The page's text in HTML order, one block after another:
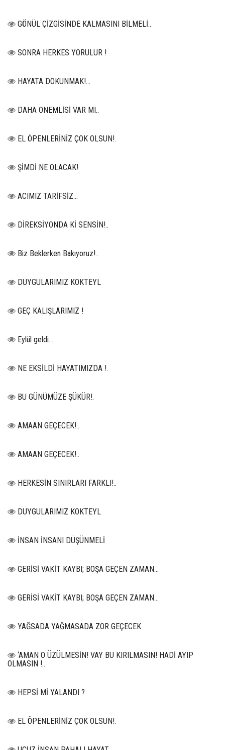
GÖNÜL ÇİZGİSİNDE KALMASINI BİLMELİ..
SONRA HERKES YORULUR !
HAYATA DOKUNMAK!...
DAHA ONEMLİSİ VAR MI..
EL ÖPENLERİNİZ ÇOK OLSUN!.
ŞİMDİ NE OLACAK!
ACIMIZ TARİFSİZ…
DİREKSİYONDA Kİ SENSİN!..
Biz Beklerken Bakıyoruz!..
DUYGULARIMIZ KOKTEYL
GEÇ KALIŞLARIMIZ !
Eylül geldi…
NE EKSİLDİ HAYATIMIZDA !.
BU GÜNÜMÜZE ŞÜKÜR!.
AMAAN GEÇECEK!..
AMAAN GEÇECEK!..
HERKESİN SINIRLARI FARKLI!..
DUYGULARIMIZ KOKTEYL
İNSAN İNSANI DÜŞÜNMELİ
GERİSİ VAKİT KAYBI; BOŞA GEÇEN ZAMAN...
GERİSİ VAKİT KAYBI; BOŞA GEÇEN ZAMAN...
YAĞSADA YAĞMASADA ZOR GEÇECEK
‘AMAN O ÜZÜLMESİN! VAY BU KIRILMASIN! HADİ AYIP
OLMASIN !..
HEPSİ Mİ YALANDI ?
EL ÖPENLERİNİZ ÇOK OLSUN!.